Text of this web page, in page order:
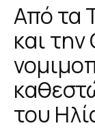
Από τα
και
του